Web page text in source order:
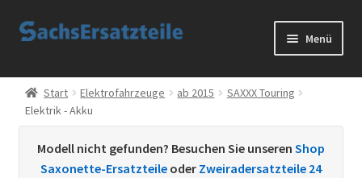
Zur
Zum
Menü
Start
AGB
Datenschutzerklärung
Start Elektrofahrzeuge ab 2015
SAXXX Touring
Elektrik - Akku
Modell nicht gefunden? Besuchen Sie unseren Shop
Saxonette-Ersatzteile oder Zweiradersatzteile 24